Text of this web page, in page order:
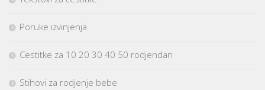
Poruke izvinjenja
Cestitke za 10 20 30 40 50 rodjendan
Stihovi za rodjenje bebe